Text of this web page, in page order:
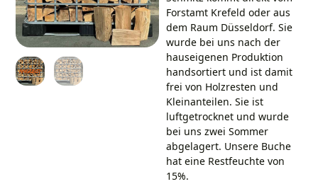
Forstamt Krefeld oder aus
dem Raum Düsseldorf. Sie
wurde bei uns nach der
hauseigenen Produktion
handsortiert und ist damit
frei von Holzresten und
Kleinanteilen. Sie ist
luftgetrocknet und wurde
bei uns zwei Sommer
abgelagert. Unsere Buche
hat eine Restfeuchte von
15%.